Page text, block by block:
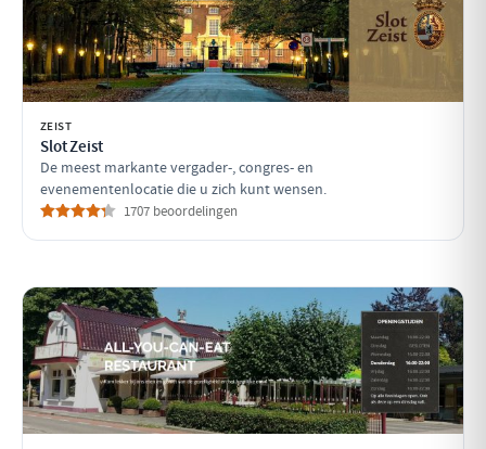
ZEIST
Slot Zeist
De meest markante vergader-, congres- en
evenementenlocatie die u zich kunt wensen.
1707 beoordelingen